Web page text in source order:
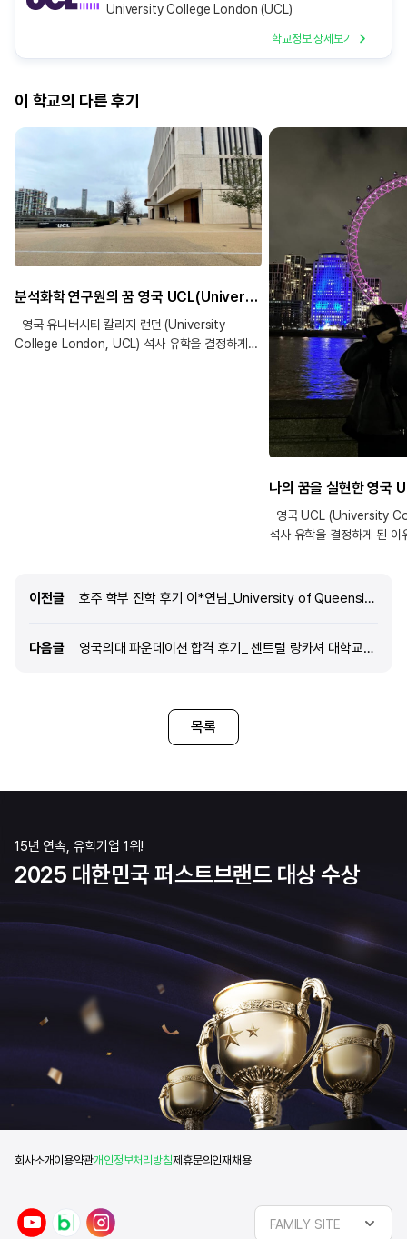
University College London (UCL)
학교정보 상세보기
이 학교의 다른 후기
분석화학 연구원의 꿈 영국 UCL(University College London) 석사 합격 후기!
영국 유니버시티 칼리지 런던 (University
College London, UCL) 석사 유학을 결정하게
가지고 있었기 때문
영국 UCL (University
석사 유학을 결정하게 된
1년이라는 점은 시간적, 비
되었습니다. KCL, UCL,
이전글 이전글
호주 학부 진학 후기 이*연님_University of Queensland (UQ), Bachelor of Pharmacy
다음글 다음글
영국의대 파운데이션 합격 후기_ 센트럴 랑카셔 대학교(University of Central Lancashire)
목록
15년 연속, 유학기업 1위!
2025 대한민국 퍼스트브랜드 대상 수상
회사소개이용약관개인정보처리방침제휴문의 인재채용
n
a
FAMILY SITE